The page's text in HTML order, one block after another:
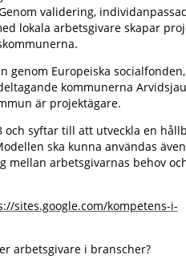
validering,
lokala arbetsgivare skapar
genom Europeiska
kommunerna
är projektägare.
och syftar till att utveckla en
ska kunna användas
arbetsgivarnas behov
sites.google.com/kompetens-i-
arbetsgivare i branscher?